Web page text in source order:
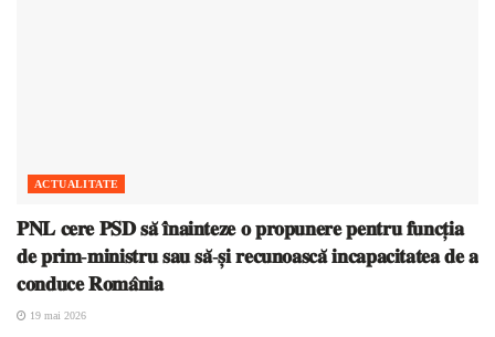
ACTUALITATE
𝐏𝐍𝐋 𝐜𝐞𝐫𝐞 𝐏𝐒𝐃 𝐬𝐚̆ 𝐢̂𝐧𝐚𝐢𝐧𝐭𝐞𝐳𝐞 𝐨 𝐩𝐫𝐨𝐩𝐮𝐧𝐞𝐫𝐞 𝐩𝐞𝐧𝐭𝐫𝐮 𝐟𝐮𝐧𝐜𝐭̦𝐢𝐚
𝐝𝐞 𝐩𝐫𝐢𝐦-𝐦𝐢𝐧𝐢𝐬𝐭𝐫𝐮 𝐬𝐚𝐮 𝐬𝐚̆-𝐬̦𝐢 𝐫𝐞𝐜𝐮𝐧𝐨𝐚𝐬𝐜𝐚̆ 𝐢𝐧𝐜𝐚𝐩𝐚𝐜𝐢𝐭𝐚𝐭𝐞𝐚 𝐝𝐞 𝐚
𝐜𝐨𝐧𝐝𝐮𝐜𝐞 𝐑𝐨𝐦𝐚̂𝐧𝐢𝐚
19 mai 2026